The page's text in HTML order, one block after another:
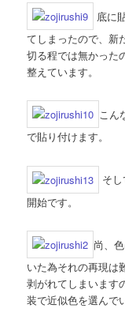
底に
てしまったので、新
切る程では無かった
整えています。
こん
で貼り付けます。
そ
開始です。
尚、
いた為それの再現は
剥がれてしまいます
装で近似色を選んで